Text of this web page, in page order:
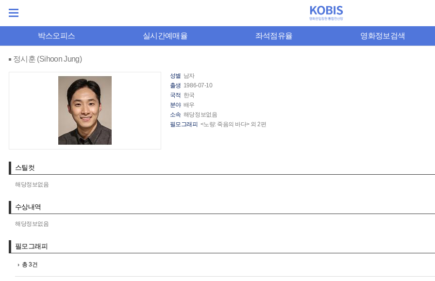
박스오피스 실시간예매율 좌석점유율 영화정보검색
정시훈 (Sihoon Jung)
성별 남자
출생 1986-07-10
국적 한국
분야 배우
소속 해당정보없음
필모그래피 <노량: 죽음의 바다> 외 2편
스틸컷
해당정보없음
수상내역
해당정보없음
필모그래피
총 3건